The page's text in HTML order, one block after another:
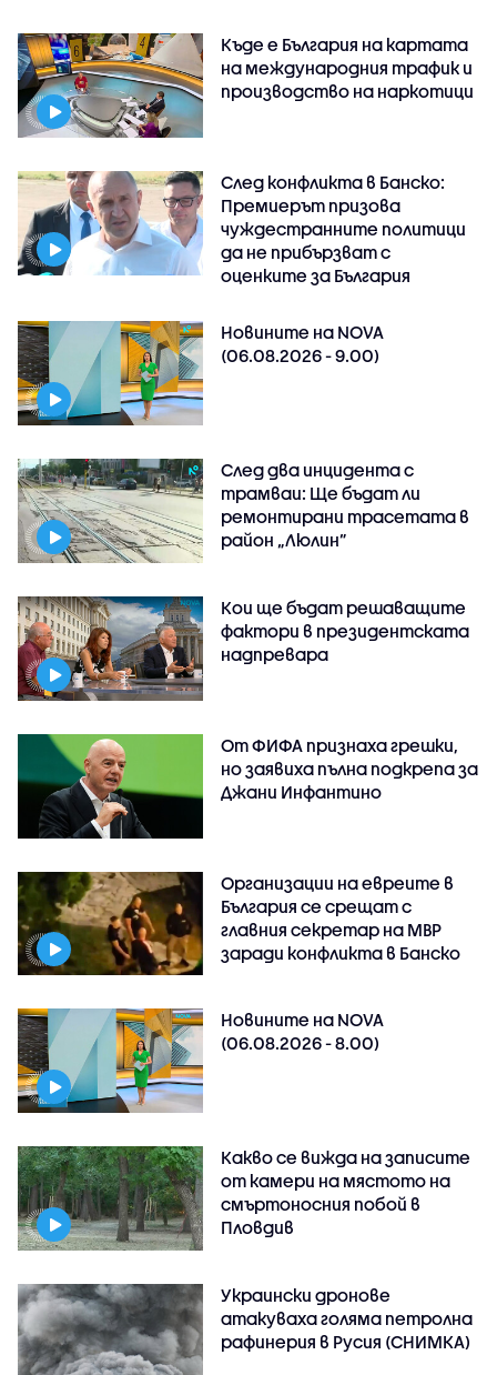
Къде е България на картата
на международния трафик и
производство на наркотици
След конфликта в Банско:
Премиерът призова
чуждестранните политици
да не прибързват с
оценките за България
Новините на NOVA
(06.08.2026 - 9.00)
След два инцидента с
трамваи: Ще бъдат ли
ремонтирани трасетата в
район „Люлин”
Кои ще бъдат решаващите
фактори в президентската
надпревара
От ФИФА признаха грешки,
но заявиха пълна подкрепа за
Джани Инфантино
Организации на евреите в
България се срещат с
главния секретар на МВР
заради конфликта в Банско
Новините на NOVA
(06.08.2026 - 8.00)
Какво се вижда на записите
от камери на мястото на
смъртоносния побой в
Пловдив
Украински дронове
атакуваха голяма петролна
рафинерия в Русия (СНИМКА)